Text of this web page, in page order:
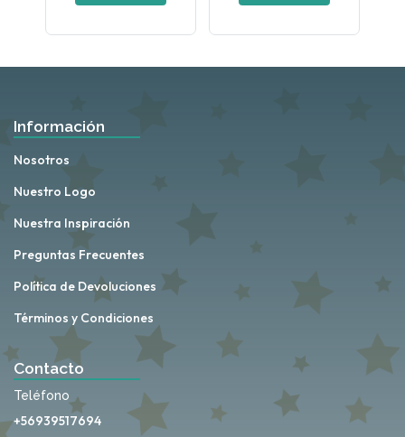
Información
Nosotros
Nuestro Logo
Nuestra Inspiración
Preguntas Frecuentes
Política de Devoluciones
Términos y Condiciones
Contacto
Teléfono
+56939517694